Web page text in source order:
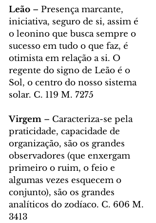
Leão – Presença marcante,
iniciativa, seguro de si, assim é
o leonino que busca sempre o
sucesso em tudo o que faz, é
otimista em relação a si. O
regente do signo de Leão é o
Sol, o centro do nosso sistema
solar. C. 119 M. 7275
Virgem – Caracteriza-se pela
praticidade, capacidade de
organização, são os grandes
observadores (que enxergam
primeiro o ruim, o feio e
algumas vezes esquecem o
conjunto), são os grandes
analíticos do zodíaco. C. 606 M.
3413